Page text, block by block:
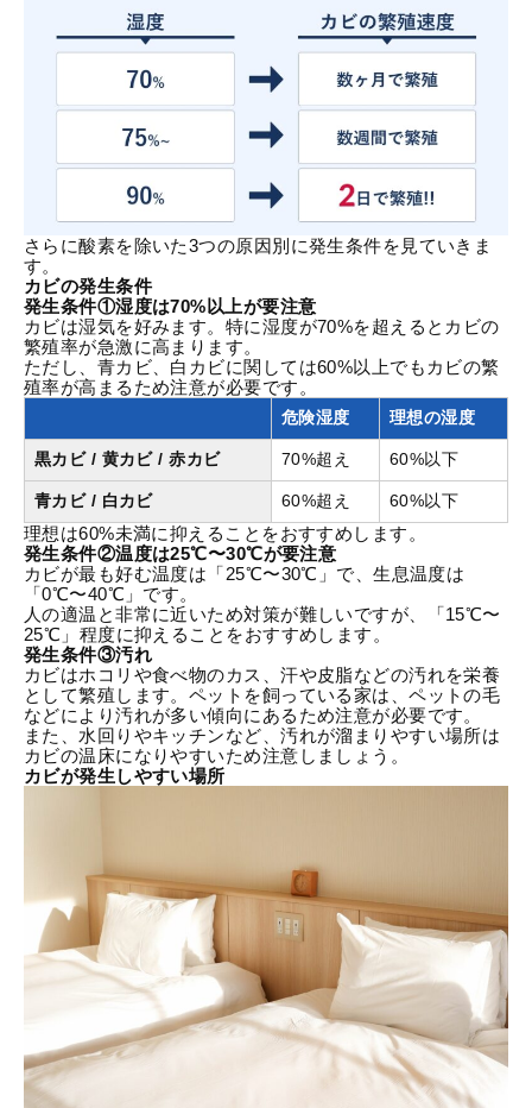
さらに酸素を除いた3つの原因別に発生条件を見ていきま
す。
カビの発生条件
発生条件①湿度は70%以上が要注意
カビは湿気を好みます。特に湿度が70%を超えるとカビの
繁殖率が急激に高まります。
ただし、青カビ、白カビに関しては60%以上でもカビの繁
殖率が高まるため注意が必要です。
危険湿度 理想の湿度
黒カビ/ 黄カビ / 赤カビ 70%超え 60%以下
青カビ / 白カビ 60%超え 60%以下
理想は60%未満に抑えることをおすすめします。
発生条件②温度は25℃〜30℃が要注意
カビが最も好む温度は「25℃〜30℃」で、生息温度は
「0℃〜40℃」です。
人の適温と非常に近いため対策が難しいですが、「15℃〜
25℃」程度に抑えることをおすすめします。
発生条件③汚れ
カビはホコリや食べ物のカス、汗や皮脂などの汚れを栄養
として繁殖します。ペットを飼っている家は、ペットの毛
などにより汚れが多い傾向にあるため注意が必要です。
また、水回りやキッチンなど、汚れが溜まりやすい場所は
カビの温床になりやすいため注意しましょう。
カビが発生しやすい場所